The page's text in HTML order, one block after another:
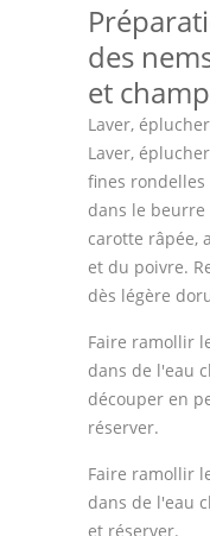
des
et
Laver,
Laver,
fines
dans le
carotte râpée,
et du poivre.
dès légère
Faire ramollir
dans de l'eau
découper en
réserver.
Faire ramollir
dans de l'eau
et réserver.